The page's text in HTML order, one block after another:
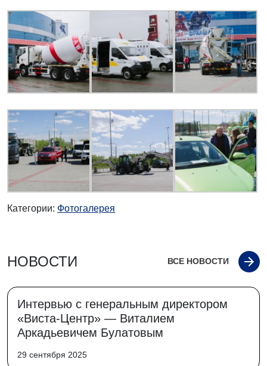
Категории: Фотогалерея
НОВОСТИ ВСЕ НОВОСТИ
Интервью с генеральным директором
«Виста-Центр» — Виталием
Аркадьевичем Булатовым
29 сентября 2025